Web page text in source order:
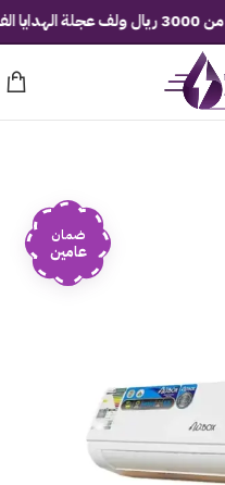
ضمان
عامين